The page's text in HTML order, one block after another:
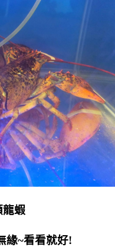
龍蝦
緣~看看就好!